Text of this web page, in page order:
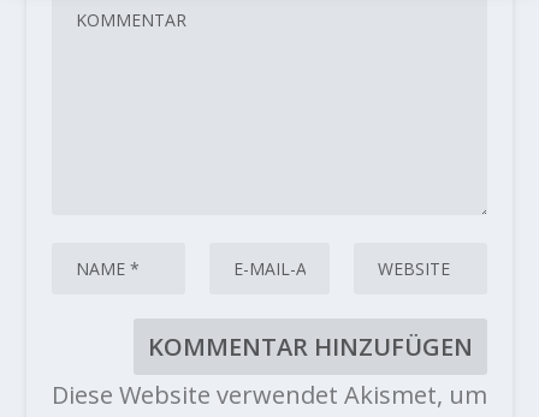
Diese Website verwendet Akismet, um